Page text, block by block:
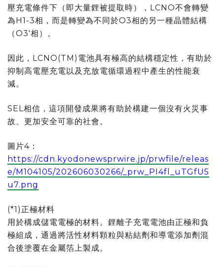
壓充電條件下（即大量鋰被提取時），LCNO不會轉變
為H1-3相，而是轉變為不同於O3相的另一種晶體結構
（O3'相）。
因此，LCNO(TM)電池具有極高的結構穩定性，有助於
抑制高電壓充電以及充放電循環過程中產生的性能衰
減。
SEL相信，這項開發成果將有助於構建一個沒有火災事
故、更加安全可靠的社會。
圖片4：
https://cdn.kyodonewsprwire.jp/prwfile/releas
e/M104105/202606030266/_prw_PI4fl_uTGfU5
u7.png
(*1)正極材料
用於構成儲電電極的材料。鋰離子充電電池由正極和負
極組成，通過將活性材料顆粒與粘結劑和導電添加劑混
合後塗覆在金屬箔上製成。